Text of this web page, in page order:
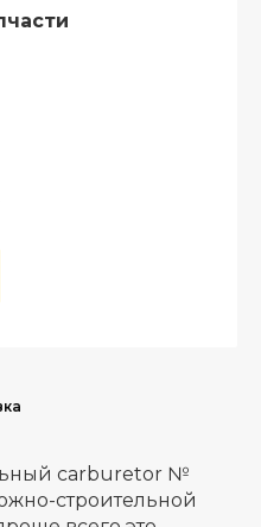
carburetor №
строительной